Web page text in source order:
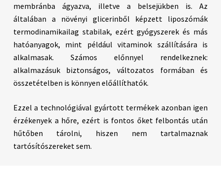
membránba ágyazva, illetve a belsejükben is. Az
általában a növényi glicerinből képzett liposzómák
termodinamikailag stabilak, ezért gyógyszerek és más
hatóanyagok, mint például vitaminok szállítására is
alkalmasak. Számos előnnyel rendelkeznek:
alkalmazásuk biztonságos, változatos formában és
összetételben is könnyen előállíthatók.
Ezzel a technológiával gyártott termékek azonban igen
érzékenyek a hőre, ezért is fontos őket felbontás után
hűtőben tárolni, hiszen nem tartalmaznak
tartósítószereket sem.